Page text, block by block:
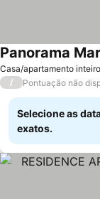
Casa/apartamento inteiro
Panorama
/ Pontuação não
Selecione as
exatos.